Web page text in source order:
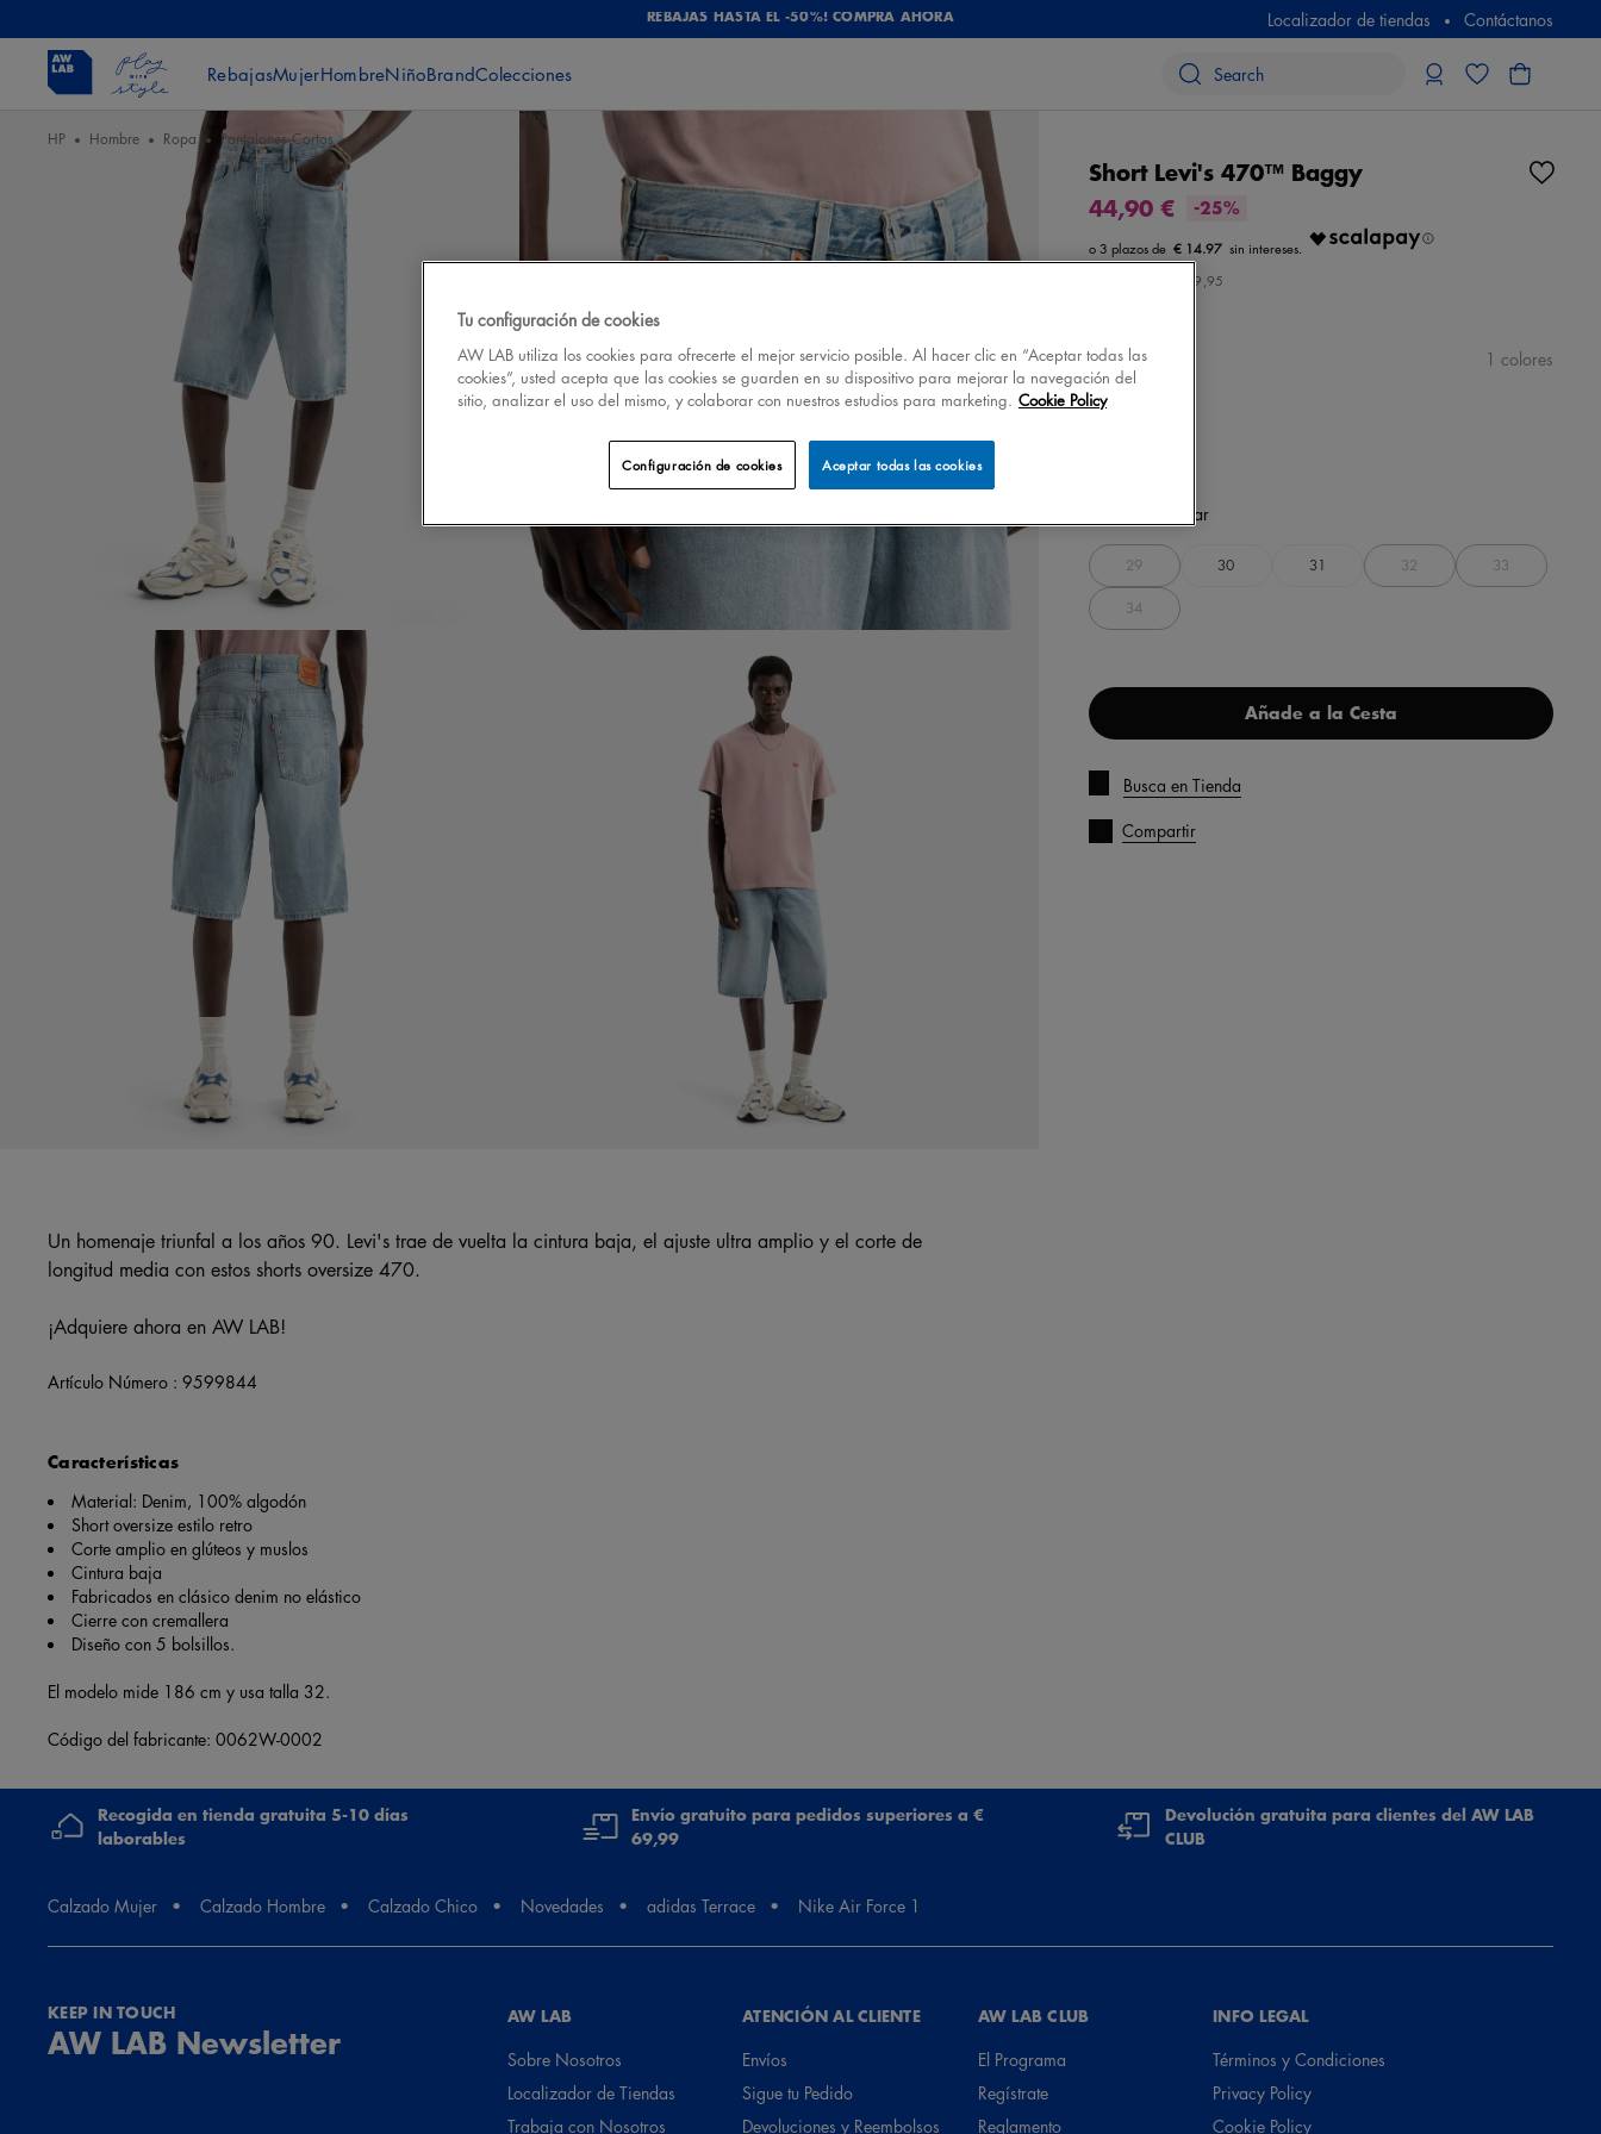
REBAJAS HASTA EL -50%! COMPRA AHORA Localizador de tiendas Contáctanos
RebajasMujerHombreNiñoBrandColecciones
HP Hombre Ropa Pantalones Cortos
Un homenaje triunfal a los años 90. Levi's trae de vuelta la cintura baja, el ajuste ultra amplio y el corte de
longitud media con estos shorts oversize 470.
¡Adquiere ahora en AW LAB!
Artículo Número : 9599844
Características
Material: Denim, 100% algodón
Short oversize estilo retro
Corte amplio en glúteos y muslos
Cintura baja
Fabricados en clásico denim no elástico
Cierre con cremallera
Diseño con 5 bolsillos.
El modelo mide 186 cm y usa talla 32.
Código del fabricante: 0062W-0002
Short Levi's 470™ Baggy
44,90 €
-25%
€ 14.97
€ 59,95
colorazul 1 colores
seleccionar
29 30 31 32 33
34
Añade a la Cesta
Busca en Tienda
Compartir
Recogida en tienda gratuita 5-10 días
laborables
Envío gratuito para pedidos superiores a €
69,99
Devolución gratuita para clientes del AW LAB
CLUB
Calzado Mujer Calzado Hombre Calzado Chico Novedades adidas Terrace Nike Air Force 1
KEEP IN TOUCH
AW LAB Newsletter
AW LAB
Sobre Nosotros
Localizador de Tiendas
Trabaja con Nosotros
ATENCIÓN AL CLIENTE
Envíos
Sigue tu Pedido
Devoluciones y Reembolsos
AW LAB CLUB
El Programa
Regístrate
Reglamento
INFO LEGAL
Términos y Condiciones
Privacy Policy
Cookie Policy
Tu configuración de cookies
AW LAB utiliza los cookies para ofrecerte el mejor servicio posible. Al hacer clic en “Aceptar todas las
cookies”, usted acepta que las cookies se guarden en su dispositivo para mejorar la navegación del
sitio, analizar el uso del mismo, y colaborar con nuestros estudios para marketing. Cookie Policy
Aceptar todas las cookies
Configuración de cookies